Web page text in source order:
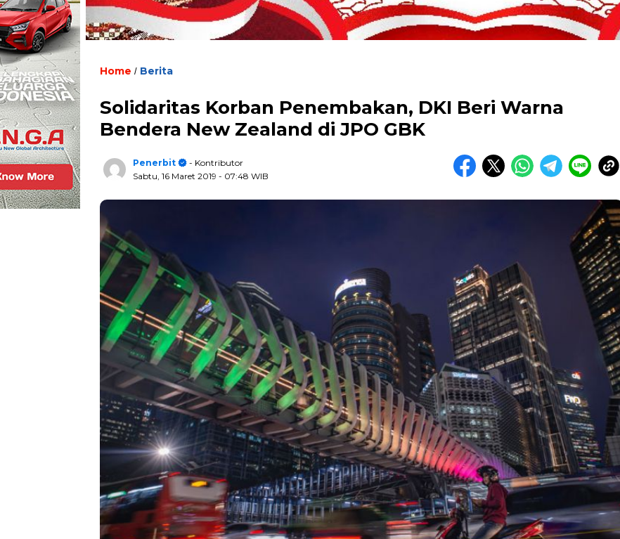
Home / Berita
Solidaritas Korban Penembakan, DKI Beri Warna
Bendera New Zealand di JPO GBK
Penerbit
- Kontributor
Sabtu, 16 Maret 2019 - 07:48 WIB